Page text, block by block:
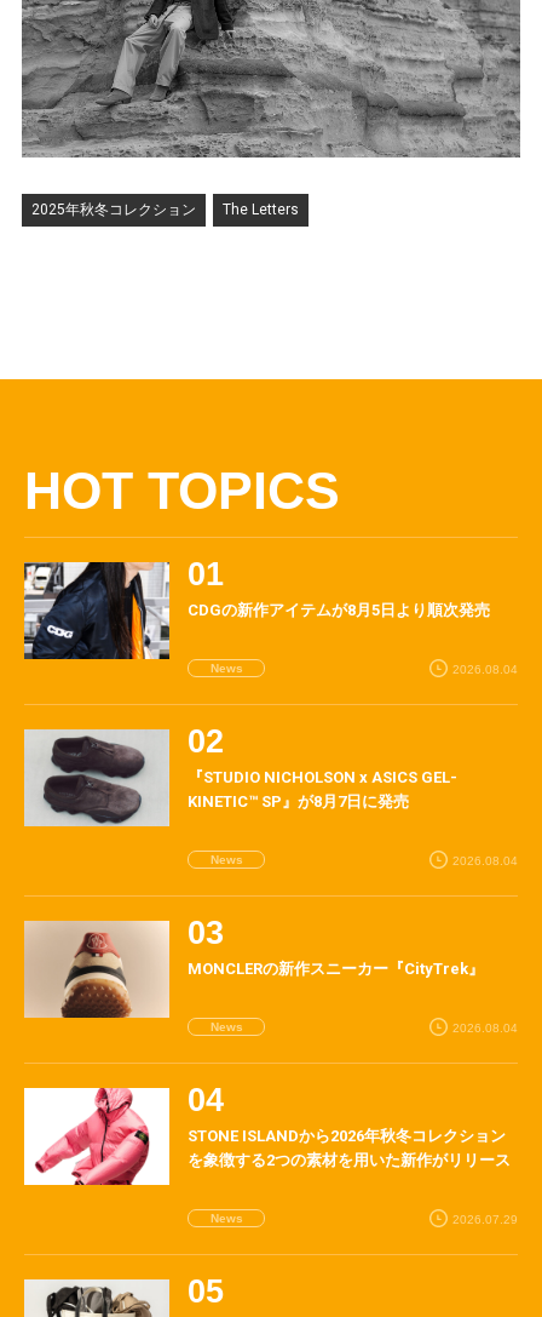
2025年秋冬コレクション The Letters
HOT TOPICS
CDGの新作アイテムが8月5日より順次発売
News 2026.08.04
『STUDIO NICHOLSON x ASICS GEL-
KINETIC™ SP』が8月7日に発売
News 2026.08.04
MONCLERの新作スニーカー『CityTrek』
News 2026.08.04
STONE ISLANDから2026年秋冬コレクション
を象徴する2つの素材を用いた新作がリリース
News 2026.07.29